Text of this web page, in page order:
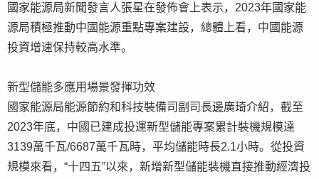
國家能源局新聞發言人張星在發佈會上表示，2023年國家能
源局積極推動中國能源重點專案建設，總體上看，中國能源
投資增速保持較高水準。
新型儲能多應用場景發揮功效
國家能源局能源節約和科技裝備司副司長邊廣琦介紹，截至
2023年底，中國已建成投運新型儲能專案累計裝機規模達
3139萬千瓦/6687萬千瓦時，平均儲能時長2.1小時。從投資
規模來看，“十四五”以來，新增新型儲能裝機直接推動經濟投